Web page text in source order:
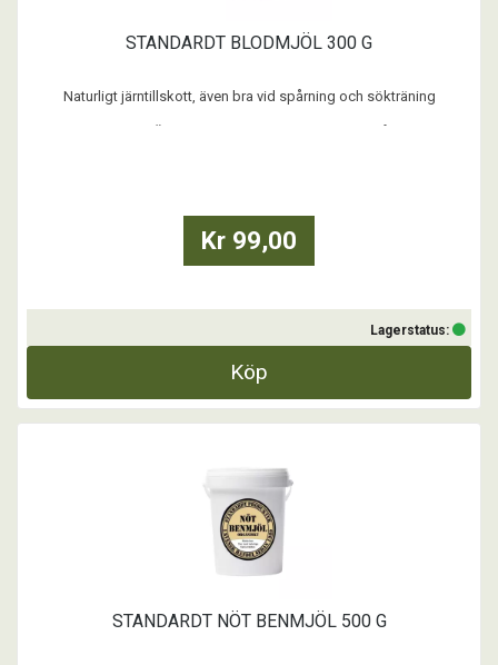
STANDARDT BLODMJÖL 300 G
Naturligt järntillskott, även bra vid spårning och sökträning
Kr 99,00
Lagerstatus:
Köp
STANDARDT NÖT BENMJÖL 500 G